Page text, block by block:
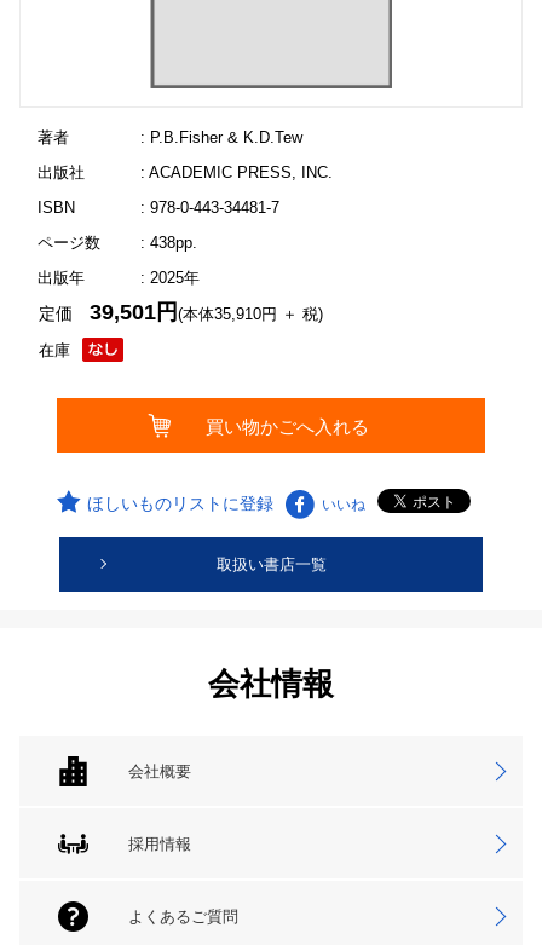
著者
: P.B.Fisher & K.D.Tew
出版社
: ACADEMIC PRESS, INC.
ISBN
: 978-0-443-34481-7
ページ数
: 438pp.
出版年
: 2025年
在庫
定価39,501円(本体35,910円 ＋ 税)
ほしいものリストに登録 いいね
取扱い書店一覧
会社情報
会社概要
採用情報
よくあるご質問